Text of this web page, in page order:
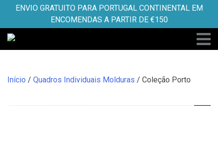
content
ENVIO GRATUITO PARA PORTUGAL CONTINENTAL EM
ENCOMENDAS A PARTIR DE €150
Início / Quadros Individuais Molduras / Coleção Porto